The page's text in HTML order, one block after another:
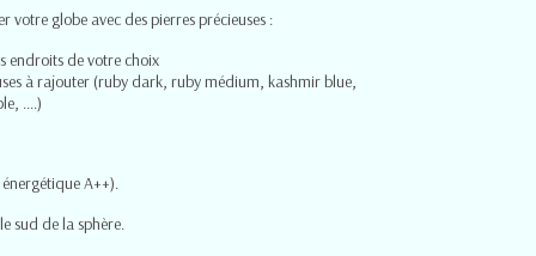
votre globe avec des pierres précieuses :
endroits de votre choix
à rajouter (ruby dark, ruby médium, kashmir blue,
....)
A++).
sud de la sphère.